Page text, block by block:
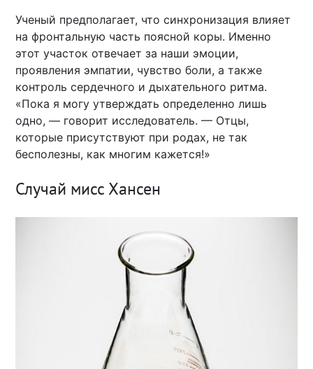
Ученый предполагает, что синхронизация влияет
на фронтальную часть поясной коры. Именно
этот участок отвечает за наши эмоции,
проявления эмпатии, чувство боли, а также
контроль сердечного и дыхательного ритма.
«Пока я могу утверждать определенно лишь
одно, — говорит исследователь. — Отцы,
которые присутствуют при родах, не так
бесполезны, как многим кажется!»
Случай мисс Хансен